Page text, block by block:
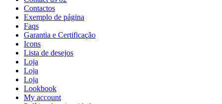
Contactos
Exemplo de página
Faqs
Garantia e Certificação
Icons
Lista de desejos
Loja
Loja
Loja
Lookbook
My account